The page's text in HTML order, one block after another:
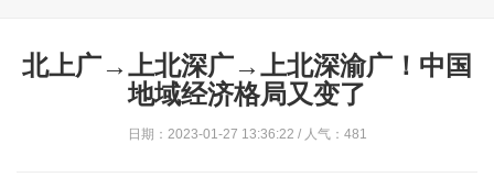
北上广→上北深广→上北深渝广！中国
地域经济格局又变了
日期：2023-01-27 13:36:22 / 人气：481